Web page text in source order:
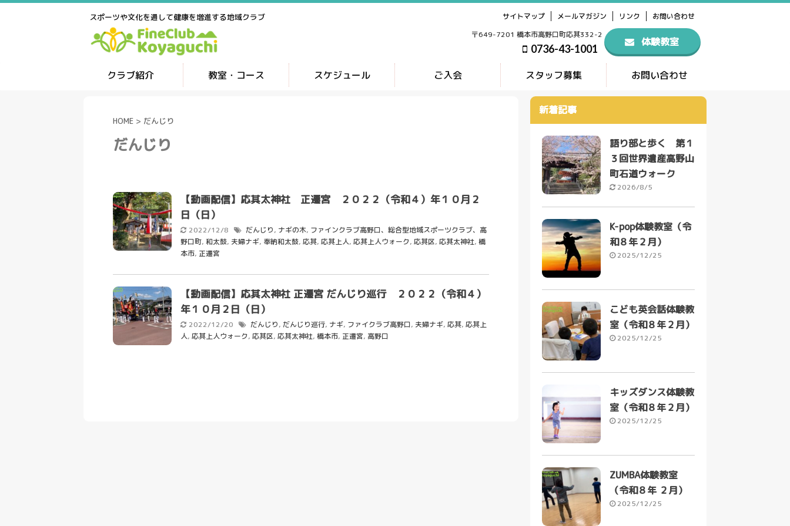
スポーツや文化を通して健康を増進する地域クラブ サイトマップ メールマガジン リンク お問い合わせ
0736-43-1001
体験教室
〒649-7201 橋本市高野口町応其332-2
クラブ紹介 教室・コース スケジュール ご入会 スタッフ募集 お問い合わせ
HOME > だんじり
だんじり
【動画配信】応其太神社 正遷宮 ２０２２（令和４）年１０月２
日（日）
2022/12/8 だんじり, ナギの木, ファインクラブ高野口、総合型地域スポーツクラブ、高
野口町, 和太鼓, 夫婦ナギ, 奉納和太鼓, 応其, 応其上人, 応其上人ウォーク, 応其区, 応其太神社, 橋
本市, 正遷宮
【動画配信】応其太神社 正遷宮 だんじり巡行 ２０２２（令和４）
年１０月２日（日）
2022/12/20 だんじり, だんじり巡行, ナギ, ファイクラブ高野口, 夫婦ナギ, 応其, 応其上
人, 応其上人ウォーク, 応其区, 応其太神社, 橋本市, 正遷宮, 高野口
新着記事
語り部と歩く 第１
３回世界遺産高野山
町石道ウォーク
2026/8/5
K-pop体験教室（令
和８年２月）
2025/12/25
こども英会話体験教
室（令和８年２月）
2025/12/25
キッズダンス体験教
室（令和８年２月）
2025/12/25
ZUMBA体験教室
（令和８年 ２月）
2025/12/25